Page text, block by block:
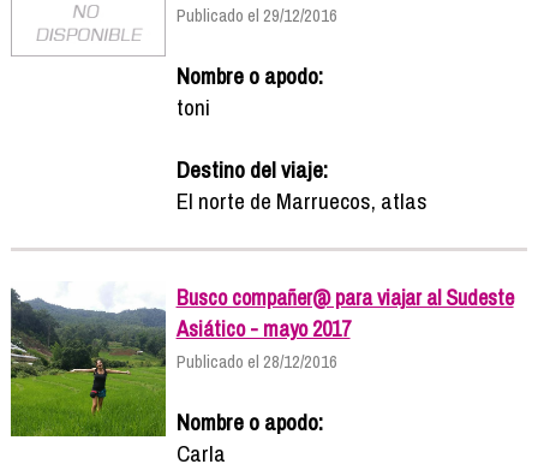
Publicado el 29/12/2016
Nombre o apodo:
toni
Destino del viaje:
El norte de Marruecos, atlas
Busco compañer@ para viajar al Sudeste
Asiático - mayo 2017
Publicado el 28/12/2016
Nombre o apodo:
Carla